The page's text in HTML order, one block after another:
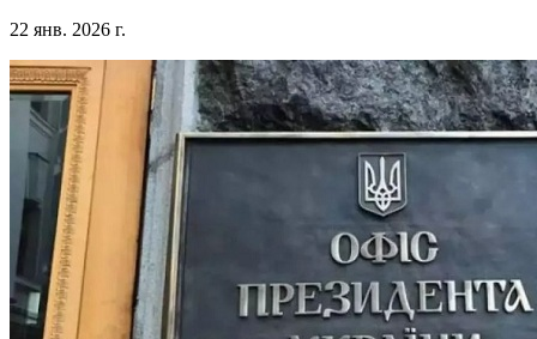
22 янв. 2026 г.